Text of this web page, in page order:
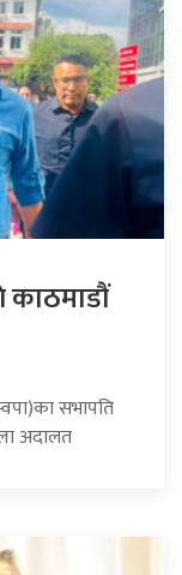
काठमाडौं
सभापति
अदालत